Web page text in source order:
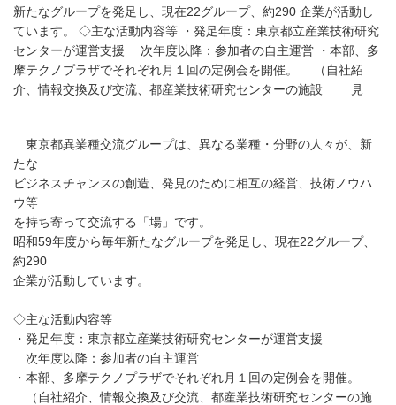
新たなグループを発足し、現在22グループ、約290 企業が活動し
ています。 ◇主な活動内容等 ・発足年度：東京都立産業技術研究
センターが運営支援 次年度以降：参加者の自主運営 ・本部、多
摩テクノプラザでそれぞれ月１回の定例会を開催。 （自社紹
介、情報交換及び交流、都産業技術研究センターの施設 見
東京都異業種交流グループは、異なる業種・分野の人々が、新
たな
ビジネスチャンスの創造、発見のために相互の経営、技術ノウハ
ウ等
を持ち寄って交流する「場」です。
昭和59年度から毎年新たなグループを発足し、現在22グループ、
約290
企業が活動しています。
◇主な活動内容等
・発足年度：東京都立産業技術研究センターが運営支援
次年度以降：参加者の自主運営
・本部、多摩テクノプラザでそれぞれ月１回の定例会を開催。
（自社紹介、情報交換及び交流、都産業技術研究センターの施